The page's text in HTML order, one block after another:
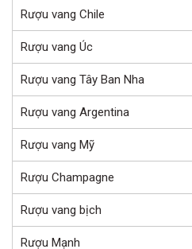
Rượu vang Chile
Rượu vang Úc
Rượu vang Tây Ban Nha
Rượu vang Argentina
Rượu vang Mỹ
Rượu Champagne
Rượu vang bịch
Rượu Mạnh